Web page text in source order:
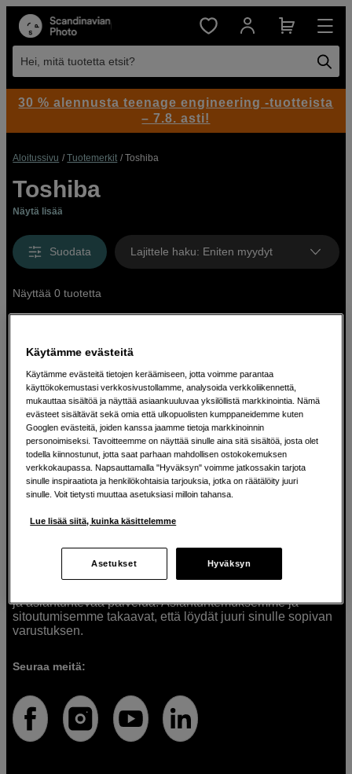
Hei, mitä tuotetta etsit?
Aloitussivu Tuotemerkit Toshiba
Toshiba
Näytä lisää
Suodata Lajittele haku: Eniten myydyt
Näyttää 0 tuotetta
Ratkaisuja luoville ihmisille jo vuodesta
1982
Olemme Scandinavian Photolla jo yli 40 vuoden ajan
auttaneet luovia ihmisiä toteuttamaan visioitaan.
Tarjoamme inspiraatiota, asiantuntemusta ja tuotteita
muun muassa valokuvauksen, äänen, videokuvauksen ja
musiikin ja taiteen harrastajia. Oikeilla työkaluilla ideat
muuttuvat todellisuudeksi. Autamme sinua valitsemaan
ja asiantuntevaa palvelua. Asiantuntemuksemme ja
sitoutumisemme takaavat, että löydät juuri sinulle sopivan
varustuksen.
Seuraa meitä:
30 % alennusta teenage engineering -tuotteista
– 7.8. asti!
Käytämme evästeitä
Käytämme evästeitä tietojen keräämiseen, jotta voimme parantaa
käyttökokemustasi verkkosivustollamme, analysoida verkkoliikennettä,
mukauttaa sisältöä ja näyttää asiaankuuluvaa yksilöllistä markkinointia. Nämä
evästeet sisältävät sekä omia että ulkopuolisten kumppaneidemme kuten
Googlen evästeitä, joiden kanssa jaamme tietoja markkinoinnin
personoimiseksi. Tavoitteemme on näyttää sinulle aina sitä sisältöä, josta olet
todella kiinnostunut, jotta saat parhaan mahdollisen ostokokemuksen
verkkokaupassa. Napsauttamalla "Hyväksyn" voimme jatkossakin tarjota
sinulle inspiraatiota ja henkilökohtaisia tarjouksia, jotka on räätälöity juuri
sinulle. Voit tietysti muuttaa asetuksiasi milloin tahansa.
Lue lisää siitä, kuinka käsittelemme
Asetukset Hyväksyn